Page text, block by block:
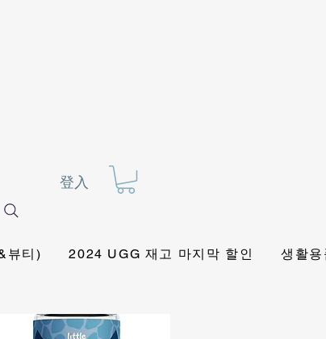
登入
뷰티) 2024 UGG 재고 마지막 할인 생활